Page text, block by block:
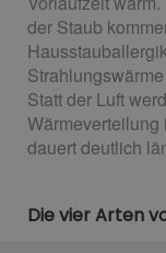
der Staub
Statt der Luft
dauert deutlich
Die vier Arten